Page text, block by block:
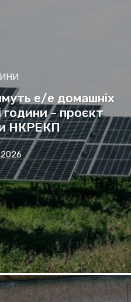
е/е домашніх
– проєкт
НКРЕКП